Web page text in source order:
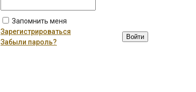
Запомнить меня
Войти
Зарегистрироваться
Забыли пароль?